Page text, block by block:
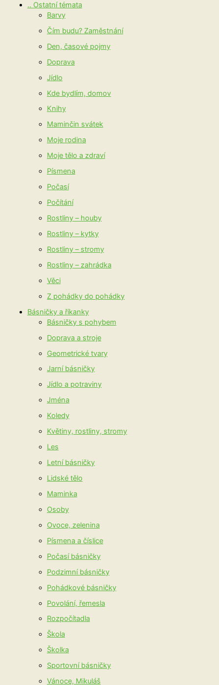
.. Ostatní témata
Barvy
Čím budu? Zaměstnání
Den, časové pojmy
Doprava
Jídlo
Kde bydlím, domov
Knihy
Maminčin svátek
Moje rodina
Moje tělo a zdraví
Písmena
Počasí
Počítání
Rostliny – houby
Rostliny – kytky
Rostliny – stromy
Rostliny – zahrádka
Věci
Z pohádky do pohádky
Básničky a říkanky
Básničky s pohybem
Doprava a stroje
Geometrické tvary
Jarní básničky
Jídlo a potraviny
Jména
Koledy
Květiny, rostliny, stromy
Les
Letní básničky
Lidské tělo
Maminka
Osoby
Ovoce, zelenina
Písmena a číslice
Počasí básničky
Podzimní básničky
Pohádkové básničky
Povolání, řemesla
Rozpočítadla
Škola
Školka
Sportovní básničky
Vánoce, Mikuláš